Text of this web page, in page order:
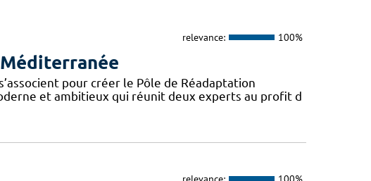
relevance: 100%
Méditerranée
pour créer le Pôle de Réadaptation
et ambitieux qui réunit deux experts au profit d